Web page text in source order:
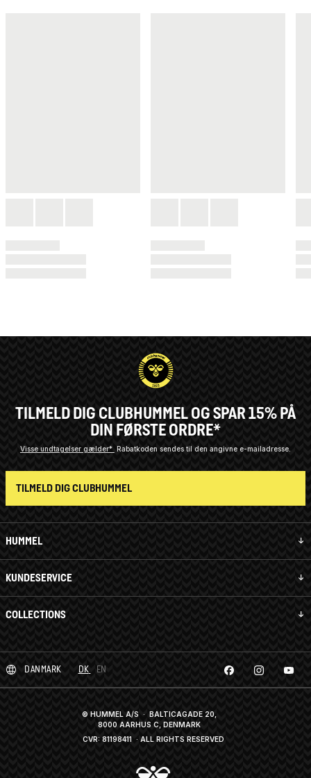
HUMMEL
KUNDESERVICE
COLLECTIONS
TILMELD DIG CLUBHUMMEL OG SPAR 15% PÅ
DIN FØRSTE ORDRE*
Visse undtagelser gælder* Rabatkoden sendes til den angivne e-mailadresse.
TILMELD DIG CLUBHUMMEL
DANMARK DK EN
© HUMMEL A/S · BALTICAGADE 20,
8000 AARHUS C, DENMARK
CVR: 81198411 · ALL RIGHTS RESERVED